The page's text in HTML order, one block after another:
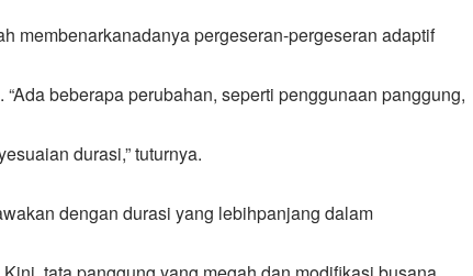
membenarkanadanya pergeseran-pergeseran adaptif
beberapa perubahan, seperti penggunaan panggung,
durasi,” tuturnya.
dengan durasi yang lebihpanjang dalam